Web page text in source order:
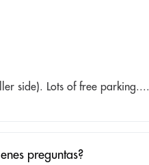
side). Lots of free parking....
preguntas?